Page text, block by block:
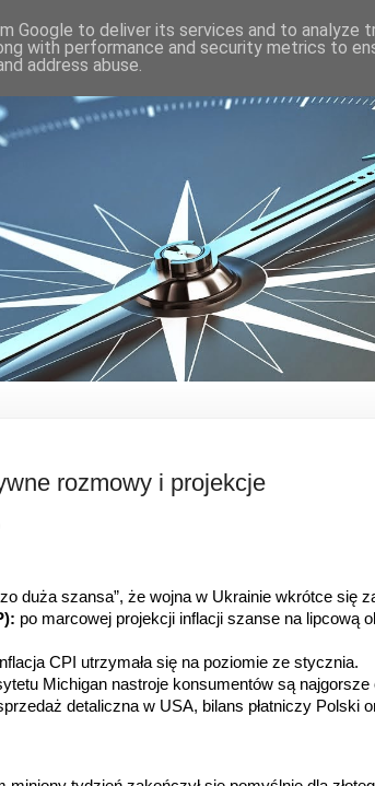
rozmowy i projekcje
duża szansa”, że wojna w Ukrainie wkrótce się
po marcowej projekcji inflacji szanse na lipcową
CPI utrzymała się na poziomie ze stycznia.
Michigan nastroje konsumentów są najgorsze
detaliczna w USA, bilans płatniczy Polski
Google to deliver its services and to analyze
with performance and security metrics to
address abuse.